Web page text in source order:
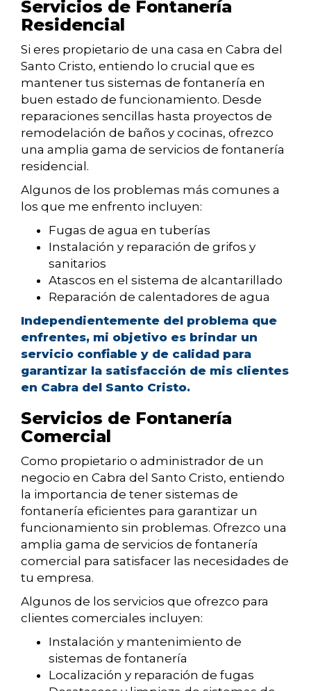
Servicios de Fontanería
Residencial
Si eres propietario de una casa en Cabra del
Santo Cristo, entiendo lo crucial que es
mantener tus sistemas de fontanería en
buen estado de funcionamiento. Desde
reparaciones sencillas hasta proyectos de
remodelación de baños y cocinas, ofrezco
una amplia gama de servicios de fontanería
residencial.
Algunos de los problemas más comunes a
los que me enfrento incluyen:
Fugas de agua en tuberías
Instalación y reparación de grifos y
sanitarios
Atascos en el sistema de alcantarillado
Reparación de calentadores de agua
Independientemente del problema que
enfrentes, mi objetivo es brindar un
servicio confiable y de calidad para
garantizar la satisfacción de mis clientes
en Cabra del Santo Cristo.
Servicios de Fontanería
Comercial
Como propietario o administrador de un
negocio en Cabra del Santo Cristo, entiendo
la importancia de tener sistemas de
fontanería eficientes para garantizar un
funcionamiento sin problemas. Ofrezco una
amplia gama de servicios de fontanería
comercial para satisfacer las necesidades de
tu empresa.
Algunos de los servicios que ofrezco para
clientes comerciales incluyen:
Instalación y mantenimiento de
sistemas de fontanería
Localización y reparación de fugas